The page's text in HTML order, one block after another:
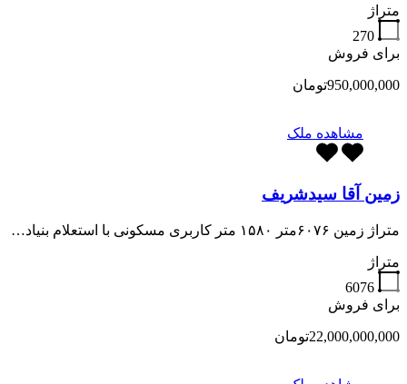
متراژ
270
برای فروش
950,000,000تومان
مشاهده ملک
زمین آقا سیدشریف
متراژ زمین ۶۰۷۶متر ۱۵۸۰ متر کاربری مسکونی با استعلام بنیاد…
متراژ
6076
برای فروش
22,000,000,000تومان